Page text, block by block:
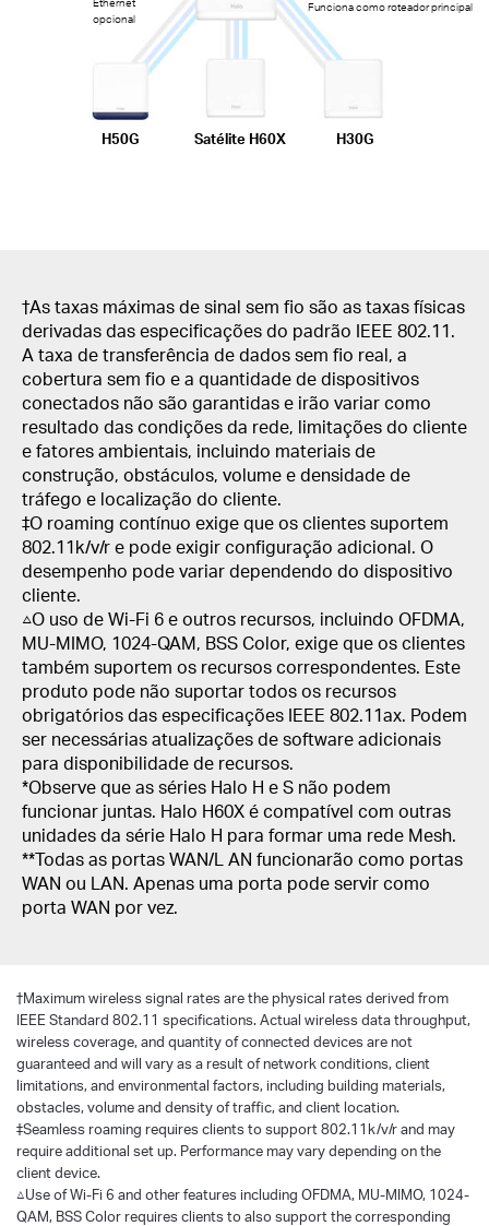
Funciona como roteador principal
Satélite H60X H30G
H50G
opcional
†As taxas máximas de sinal sem fio são as taxas físicas
derivadas das especificações do padrão IEEE 802.11.
A taxa de transferência de dados sem fio real, a
cobertura sem fio e a quantidade de dispositivos
conectados não são garantidas e irão variar como
resultado das condições da rede, limitações do cliente
e fatores ambientais, incluindo materiais de
construção, obstáculos, volume e densidade de
tráfego e localização do cliente.
‡O roaming contínuo exige que os clientes suportem
802.11k/v/r e pode exigir configuração adicional. O
desempenho pode variar dependendo do dispositivo
cliente.
△O uso de Wi-Fi 6 e outros recursos, incluindo OFDMA,
MU-MIMO, 1024-QAM, BSS Color, exige que os clientes
também suportem os recursos correspondentes. Este
produto pode não suportar todos os recursos
obrigatórios das especificações IEEE 802.11ax. Podem
ser necessárias atualizações de software adicionais
para disponibilidade de recursos.
*Observe que as séries Halo H e S não podem
funcionar juntas. Halo H60X é compatível com outras
unidades da série Halo H para formar uma rede Mesh.
**Todas as portas WAN/L AN funcionarão como portas
WAN ou LAN. Apenas uma porta pode servir como
porta WAN por vez.
†Maximum wireless signal rates are the physical rates derived from
IEEE Standard 802.11 specifications. Actual wireless data throughput,
wireless coverage, and quantity of connected devices are not
guaranteed and will vary as a result of network conditions, client
limitations, and environmental factors, including building materials,
obstacles, volume and density of traffic, and client location.
‡Seamless roaming requires clients to support 802.11k/v/r and may
require additional set up. Performance may vary depending on the
client device.
△Use of Wi-Fi 6 and other features including OFDMA, MU-MIMO, 1024-
QAM, BSS Color requires clients to also support the corresponding